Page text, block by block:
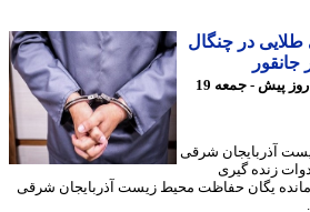
در چنگال
28 روز پیش - جمعه 19
شرقی
گیری
یگان حفاظت محیط زیست آذربایجان شرقی